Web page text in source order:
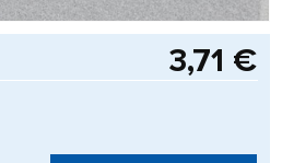
3,71 €